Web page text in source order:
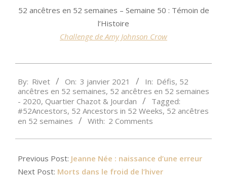
52 ancêtres en 52 semaines – Semaine 50 : Témoin de
l’Histoire
Challenge de Amy Johnson Crow
01-
03
By: Rivet On: 3 janvier 2021 In: Défis, 52
ancêtres en 52 semaines, 52 ancêtres en 52 semaines
- 2020, Quartier Chazot & Jourdan
Tagged:
#52Ancestors, 52 Ancestors in 52 Weeks, 52 ancêtres
en 52 semaines
With: 2 Comments
Previous Post: Jeanne Née : naissance d’une erreur
Next Post: Morts dans le froid de l’hiver